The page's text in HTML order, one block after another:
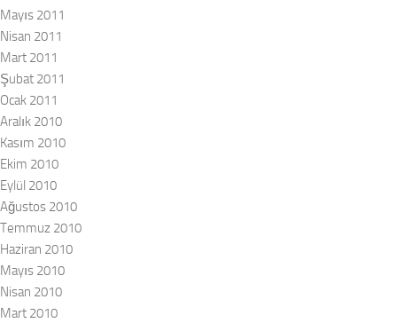
Mayıs 2011
Nisan 2011
Mart 2011
Şubat 2011
Ocak 2011
Aralık 2010
Kasım 2010
Ekim 2010
Eylül 2010
Ağustos 2010
Temmuz 2010
Haziran 2010
Mayıs 2010
Nisan 2010
Mart 2010